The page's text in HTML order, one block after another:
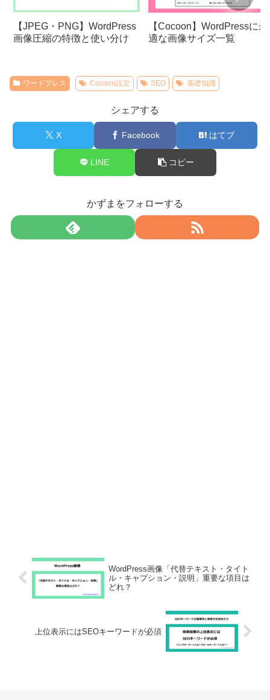
【JPEG・PNG】WordPress
画像圧縮の特徴と使い分け
【Cocoon】WordPressに最
適な画像サイズ一覧
ワードプレス Cocoon設定 SEO 基礎知識
シェアする
X Facebook はてブ
LINE コピー
かずまをフォローする
WordPress画像「代替テキスト・タイト
ル・キャプション・説明」重要な項目は
どれ？
上位表示にはSEOキーワードが必須